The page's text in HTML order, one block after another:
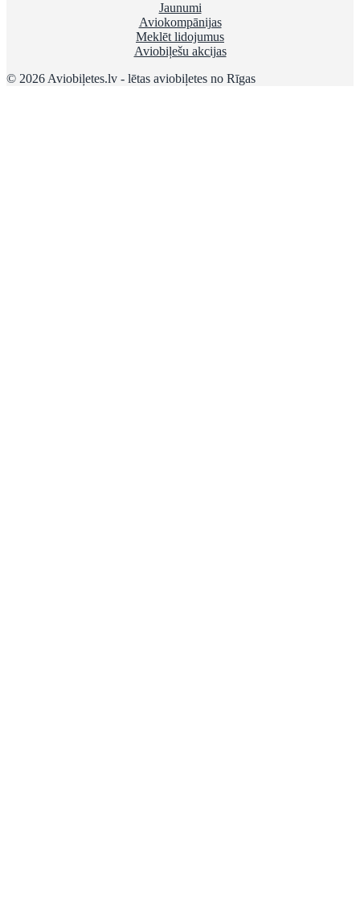
Jaunumi
Aviokompānijas
Meklēt lidojumus
Aviobiļešu akcijas
© 2026 Aviobiļetes.lv - lētas aviobiļetes no Rīgas